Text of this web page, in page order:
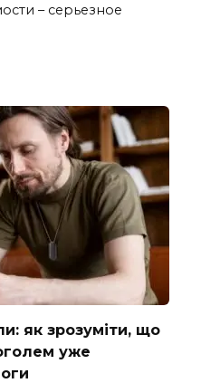
– серьезное
як зрозуміти, що
уже